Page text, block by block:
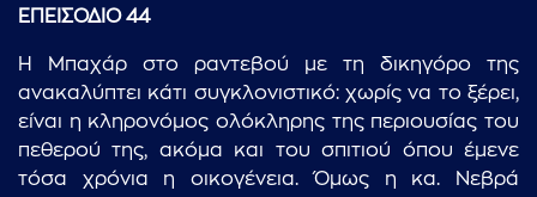
ΕΠΕΙΣΟΔΙΟ 44
Η Μπαχάρ στο ραντεβού με τη δικηγόρο της
ανακαλύπτει κάτι συγκλονιστικό: χωρίς να το ξέρει,
είναι η κληρονόμος ολόκληρης της περιουσίας του
πεθερού της, ακόμα και του σπιτιού όπου έμενε
τόσα χρόνια η οικογένεια. Όμως η κα. Νεβρά